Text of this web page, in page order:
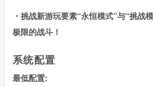
・挑战新游玩要素“永恒模式”与“挑战
极限的战斗！
系统配置
最低配置: